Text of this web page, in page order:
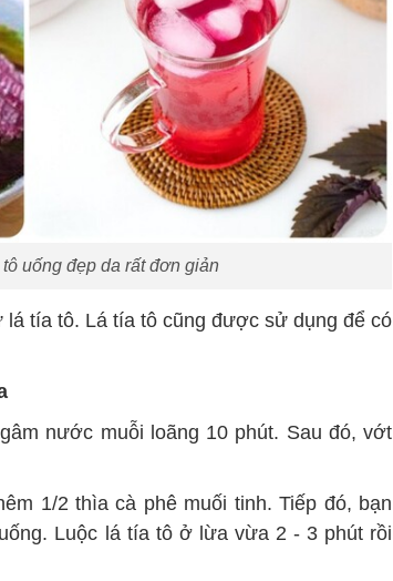
uống đẹp da rất đơn giản
tía tô. Lá tía tô cũng được sử dụng để có
nước muỗi loãng 10 phút. Sau đó, vớt
1/2 thìa cà phê muối tinh. Tiếp đó, bạn
Luộc lá tía tô ở lừa vừa 2 - 3 phút rồi